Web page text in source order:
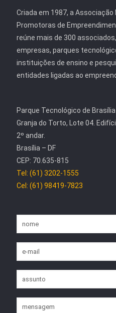
Criada em 1987, a Associação
Promotoras de
reúne mais de 300
empresas, parques
instituições de ensino e
entidades ligadas ao
Parque Tecnológico de
Granja do Torto, Lote 04.
2º andar.
Brasília – DF
CEP: 70.635-815
Tel: (61) 3202-1555
Cel: (61) 98419-7823